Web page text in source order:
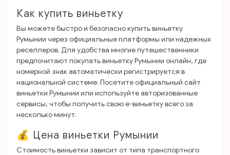
Как купить виньетку
Вы можете быстро и безопасно купить виньетку
Румынии через официальные платформы или надежных
реселлеров. Для удобства многие путешественники
предпочитают покупать виньетку Румынии онлайн, где
номерной знак автоматически регистрируется в
национальной системе. Посетите официальный сайт
виньетки Румынии или используйте авторизованные
сервисы, чтобы получить свою e-виньетку всего за
несколько минут.
💰 Цена виньетки Румынии
Стоимость виньетки зависит от типа транспортного